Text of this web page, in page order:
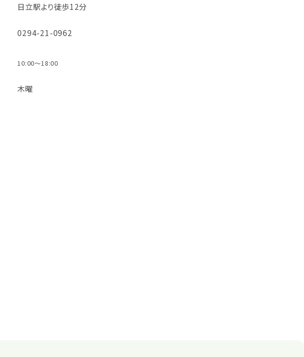
日立駅より徒歩12分
0294-21-0962
10:00～18:00
木曜